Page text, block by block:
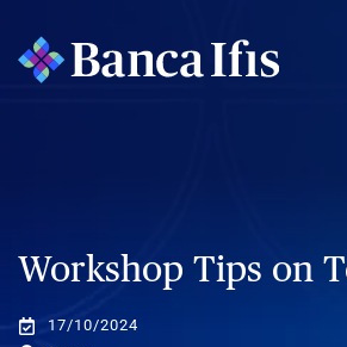
Workshop Tips on
17/10/2024